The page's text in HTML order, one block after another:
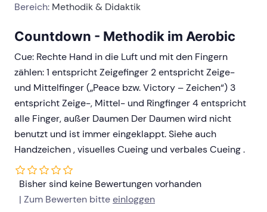
Bereich: Methodik & Didaktik
Countdown - Methodik im Aerobic
Cue: Rechte Hand in die Luft und mit den Fingern
zählen: 1 entspricht Zeigefinger 2 entspricht Zeige-
und Mittelfinger („Peace bzw. Victory – Zeichen“) 3
entspricht Zeige-, Mittel- und Ringfinger 4 entspricht
alle Finger, außer Daumen Der Daumen wird nicht
benutzt und ist immer eingeklappt. Siehe auch
Handzeichen , visuelles Cueing und verbales Cueing .
Bisher sind keine Bewertungen vorhanden
| Zum Bewerten bitteeinloggen